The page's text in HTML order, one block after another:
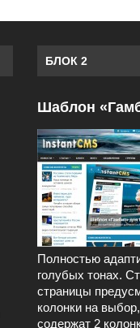
БЛОК 2
Шаблон
Полностью
голубых тонах.
страницы
колонки на
содержат 2